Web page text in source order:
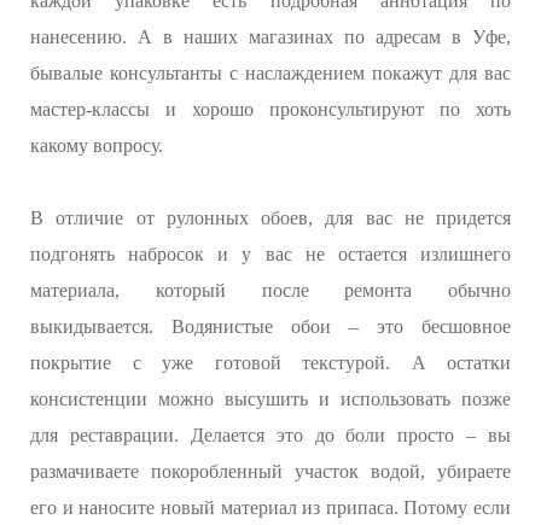
нанесению. А в наших магазинах по адресам в Уфе,
бывалые консультанты с наслаждением покажут для вас
мастер-классы и хорошо проконсультируют по хоть
какому вопросу.
В отличие от рулонных обоев, для вас не придется
подгонять набросок и у вас не остается излишнего
материала, который после ремонта обычно
выкидывается. Водянистые обои – это бесшовное
покрытие с уже готовой текстурой. А остатки
консистенции можно высушить и использовать позже
для реставрации. Делается это до боли просто – вы
размачиваете покоробленный участок водой, убираете
его и наносите новый материал из припаса. Потому если